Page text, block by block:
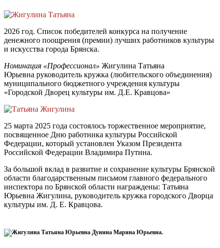
2026 год. Список победителей конкурса на получение
денежного поощрения (премии) лучших работников культуры
и искусства города Брянска.
Номинация «Профессионал» Жигулина Татьяна
Юрьевна руководитель кружка (любительского объединения)
муниципального бюджетного учреждения культуры
«Городской Дворец культуры им. Д.Е. Кравцова»
25 марта 2025 года состоялось торжественное мероприятие,
посвященное Дню работника культуры Российской
Федерации, который установлен Указом Президента
Российской Федерации Владимира Путина.
За большой вклад в развитие и сохранение культуры Брянской
области благодарственным письмом главного федерального
инспектора по Брянской области награждены: Татьяна
Юрьевна Жигулина, руководитель кружка городского Дворца
культуры им. Д. Е. Кравцова.